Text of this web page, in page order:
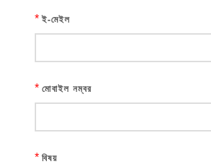
* ই-মেইল
* মোবাইল নম্বর
* বিষয়